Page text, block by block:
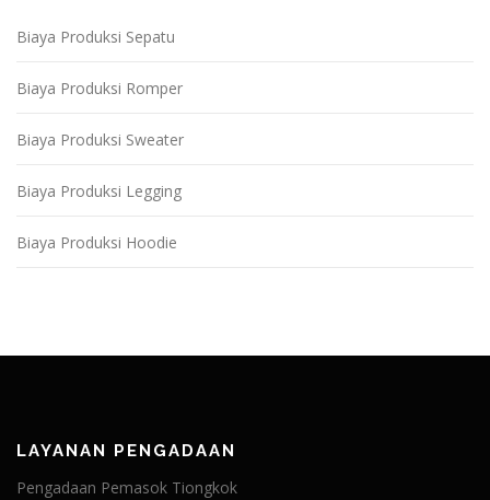
Biaya Produksi Sepatu
Biaya Produksi Romper
Biaya Produksi Sweater
Biaya Produksi Legging
Biaya Produksi Hoodie
LAYANAN PENGADAAN
Pengadaan Pemasok Tiongkok